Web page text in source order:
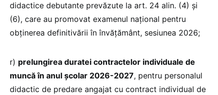
didactice debutante prevăzute la art. 24 alin. (4) şi
(6), care au promovat examenul național pentru
obținerea definitivării în învățământ, sesiunea 2026;
r) prelungirea duratei contractelor individuale de
muncă în anul şcolar 2026-2027, pentru personalul
didactic de predare angajat cu contract individual de